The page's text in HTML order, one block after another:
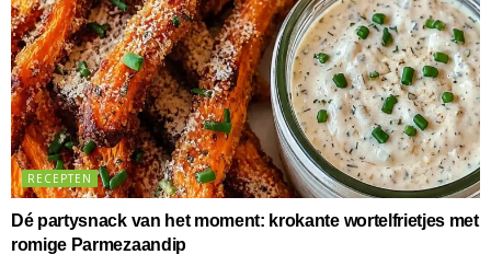
RECEPTEN
Dé partysnack van het moment: krokante wortelfrietjes met
romige Parmezaandip